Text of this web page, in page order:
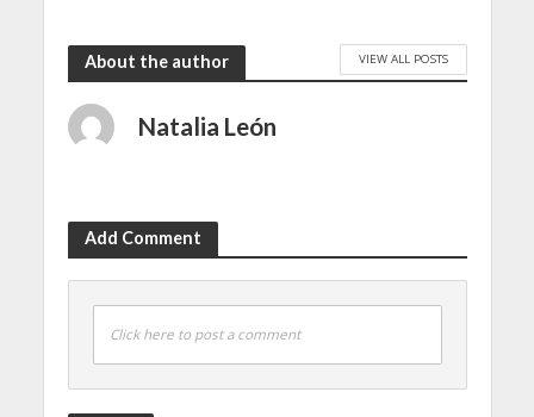
About the author VIEW ALL POSTS
Natalia León
Add Comment
Click here to post a comment